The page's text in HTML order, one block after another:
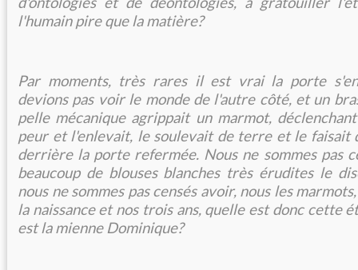
l'humain pire que la matière?
Par moments, très rares il est vrai la porte
devions pas voir le monde de l'autre côté, et un
pelle mécanique agrippait un marmot,
peur et l'enlevait, le soulevait de terre et le faisait
derrière la porte refermée. Nous ne sommes pas
beaucoup de blouses blanches très érudites le
nous ne sommes pas censés avoir, nous les
la naissance et nos trois ans, quelle est donc cette
est la mienne Dominique?